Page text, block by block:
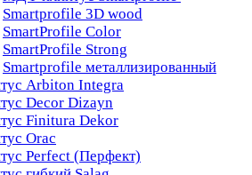
Smartprofile 3D wood
SmartProfile Color
SmartProfile Strong
Smartprofile металлизированный
Arbiton Integra
Decor Dizayn
Finitura Dekor
Orac
Perfect (Перфект)